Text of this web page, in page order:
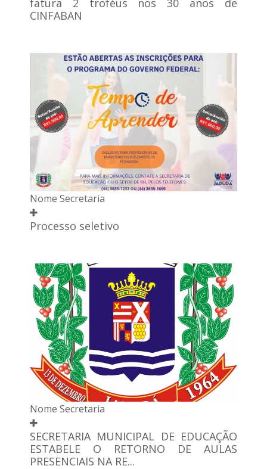
CINFABAN
Nome Secretaria
Processo seletivo
Nome Secretaria
SECRETARIA MUNICIPAL DE EDUCAÇÃO
ESTABELE O RETORNO DE AULAS
PRESENCIAIS NA RE...